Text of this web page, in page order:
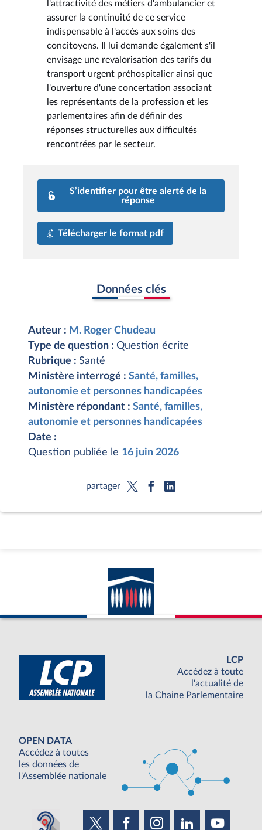
l'attractivité des métiers d'ambulancier et
assurer la continuité de ce service
indispensable à l'accès aux soins des
concitoyens. Il lui demande également s'il
envisage une revalorisation des tarifs du
transport urgent préhospitalier ainsi que
l'ouverture d'une concertation associant
les représentants de la profession et les
parlementaires afin de définir des
réponses structurelles aux difficultés
rencontrées par le secteur.
S’identifier pour être alerté de la
réponse
Télécharger le format pdf
Données clés
Auteur : M. Roger Chudeau
Type de question : Question écrite
Rubrique : Santé
Ministère interrogé : Santé, familles,
autonomie et personnes handicapées
Ministère répondant : Santé, familles,
autonomie et personnes handicapées
Date :
Question publiée le 16 juin 2026
partager
LCP
Accédez à toute
l'actualité de
la Chaine Parlementaire
OPEN DATA
Accédez à toutes
les données de
l'Assemblée nationale